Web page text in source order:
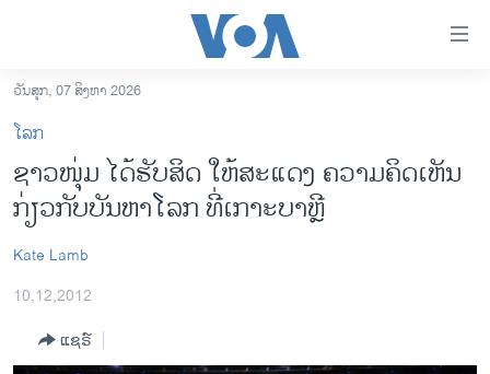
ເຂົ້າ
ຫາ
ຂ້າມ
ຂ້າມ
ຫາ
ຊອກ
ຄົ້ນ
ອາເມຣິກາ
ການເລືອກຕັ້ງ ປະທານາທີບໍດີ ສະຫະລັດ 2024
ໂລກ
ເອເຊຍ
ວັນສຸກ, 07 ສິງຫາ 2026
ໂລກ
ຊາວໜຸ່ມ ໄດ້ຮັບສິດ ໃຫ້ສະແດງ ຄວາມຄິດເຫັນ
ກ່ຽວກັບບັນຫາໂລກ ທີ່ເກາະບາຫຼີ
Kate Lamb
10,12,2012
ແຊຣ໌